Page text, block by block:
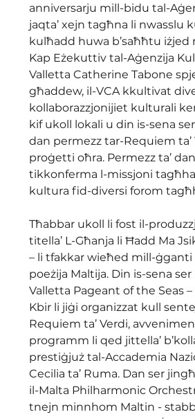
anniversarju mill-bidu tal-
jaqta’ xejn tagħna li nwasslu
kulħadd huwa b’saħħtu iżjed
Kap Eżekuttiv tal-Aġenzija
Valletta Catherine Tabone
għaddew, il-VCA kkultivat
kollaborazzjonijiet kulturali
kif ukoll lokali u din is-sena
dan permezz tar-Requiem
proġetti oħra. Permezz ta’
tikkonferma l-missjoni
kultura fid-diversi forom
Tħabbar ukoll li fost il-
titella’ L-Għanja li Ħadd Ma
– li tfakkar wieħed mill-
poeżija Maltija. Din is-sena
Valletta Pageant of the Seas
Kbir li jiġi organizzat kull
Requiem ta’ Verdi,
programm li qed jittella’
prestiġjuż tal-Accademia
Cecilia ta’ Ruma. Dan ser
il-Malta Philharmonic
tnejn minnhom Maltin -